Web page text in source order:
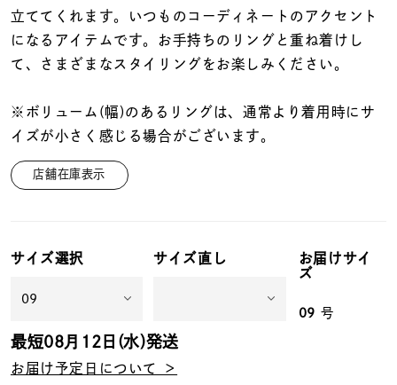
コレクション
レディース
リングサイズ
～
メンズ
在庫 在庫ありのみ
立ててくれます。いつものコーディネートのアクセント
になるアイテムです。お手持ちのリングと重ね着けし
て、さまざまなスタイリングをお楽しみください。
※ボリューム(幅)のあるリングは、通常より着用時にサ
イズが小さく感じる場合がございます。
店舗在庫表示
サイズ選択 サイズ直し
お届けサイ
ズ
09 号
最短08月12日(水)発送
お届け予定日について ＞